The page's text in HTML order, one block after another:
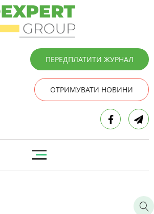
ПЕРЕДПЛАТИТИ ЖУРНАЛ
ОТРИМУВАТИ НОВИНИ